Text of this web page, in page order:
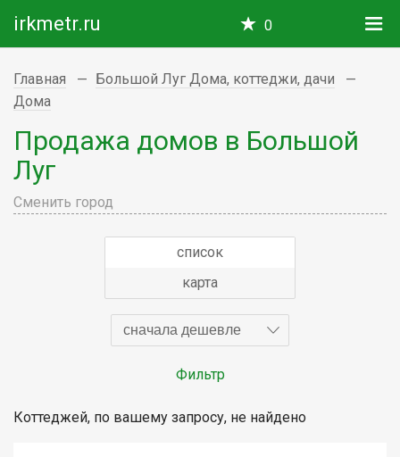
irkmetr.ru 0
Главная
Большой Луг Дома, коттеджи, дачи
Дома
Продажа домов в Большой
Луг
Сменить город
список
карта
сначала дешевле
Фильтр
Коттеджей, по вашему запросу, не найдено